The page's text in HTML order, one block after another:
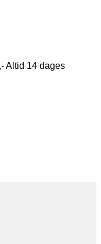
Altid 14 dages